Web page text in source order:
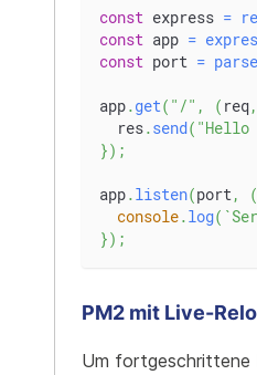
const express =
const app =
const port =
app.get( "/" , ( req,
  res
.send( "Hello
}) ;
app.listen(port, (
console.log( `
}) ;
PM2 mit Live-
Um fortgeschrittene